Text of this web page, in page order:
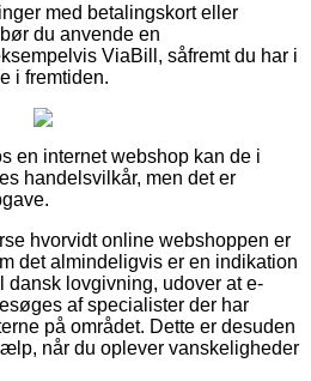
med betalingskort eller
du anvende en
ViaBill, såfremt du har i
i fremtiden.
en internet webshop kan de i
handelsvilkår, men det er
hvorvidt online webshoppen er
det almindeligvis er en indikation
dansk lovgivning, udover at e-
af specialister der har
på området. Dette er desuden
når du oplever vanskeligheder